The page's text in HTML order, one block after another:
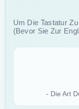
Um Die Tastatur
(bevor Sie Zur
- Die Art